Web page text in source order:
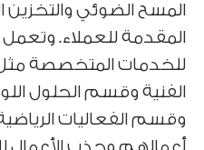
المسح الضوئي والتخزين
المقدمة للعملاء.
للخدمات المتخصصة
الفنية وقسم الحلول
وقسم الفعاليات